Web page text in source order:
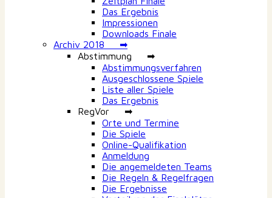
Das Ergebnis
Impressionen
Downloads Finale
Archiv 2018 ➡
Abstimmung ➡
Abstimmungsverfahren
Ausgeschlossene Spiele
Liste aller Spiele
Das Ergebnis
RegVor ➡
Orte und Termine
Die Spiele
Online-Qualifikation
Anmeldung
Die angemeldeten Teams
Die Regeln & Regelfragen
Die Ergebnisse